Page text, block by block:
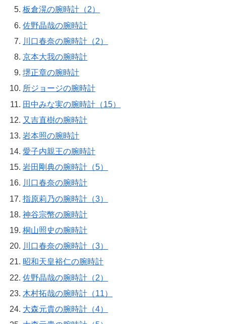
板倉滉の腕時計（2）
佐野晶哉の腕時計
川口春奈の腕時計（2）
京本大我の腕時計
堺正章の腕時計
所ジョージの腕時計
田中みな実の腕時計（15）
又吉直樹の腕時計
岩本照の腕時計
愛子内親王の腕時計
岩田剛典の腕時計（5）
川口春奈の腕時計
指原莉乃の腕時計（3）
神谷宗幣の腕時計
桐山照史の腕時計
川口春奈の腕時計（3）
昭和天皇裕仁の腕時計
佐野晶哉の腕時計（2）
木村拓哉の腕時計（11）
大森元貴の腕時計（4）